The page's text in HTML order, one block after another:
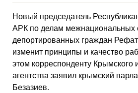
Новый председатель
АРК по делам межнациональных
депортированных граждан
изменит принципы и качество
этом корреспонденту
агентства заявил крымский
Безазиев.